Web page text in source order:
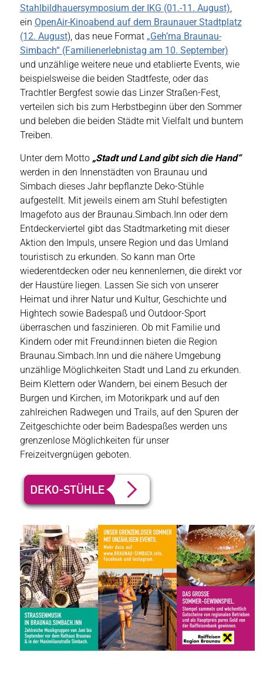
Stahlbildhauersymposium der IKG (01.-11. August),
ein OpenAir-Kinoabend auf dem Braunauer Stadtplatz
(12. August), das neue Format „Geh’ma Braunau-
Simbach“ (Familienerlebnistag am 10. September)
und unzählige weitere neue und etablierte Events, wie
beispielsweise die beiden Stadtfeste, oder das
Trachtler Bergfest sowie das Linzer Straßen-Fest,
verteilen sich bis zum Herbstbeginn über den Sommer
und beleben die beiden Städte mit Vielfalt und buntem
Treiben.
Unter dem Motto „Stadt und Land gibt sich die Hand“
werden in den Innenstädten von Braunau und
Simbach dieses Jahr bepflanzte Deko-Stühle
aufgestellt. Mit jeweils einem am Stuhl befestigten
Imagefoto aus der Braunau.Simbach.Inn oder dem
Entdeckerviertel gibt das Stadtmarketing mit dieser
Aktion den Impuls, unsere Region und das Umland
touristisch zu erkunden. So kann man Orte
wiederentdecken oder neu kennenlernen, die direkt vor
der Haustüre liegen. Lassen Sie sich von unserer
Heimat und ihrer Natur und Kultur, Geschichte und
Hightech sowie Badespaß und Outdoor-Sport
überraschen und faszinieren. Ob mit Familie und
Kindern oder mit Freund:innen bieten die Region
Braunau.Simbach.Inn und die nähere Umgebung
unzählige Möglichkeiten Stadt und Land zu erkunden.
Beim Klettern oder Wandern, bei einem Besuch der
Burgen und Kirchen, im Motorikpark und auf den
zahlreichen Radwegen und Trails, auf den Spuren der
Zeitgeschichte oder beim Badespaßes werden uns
grenzenlose Möglichkeiten für unser
Freizeitvergnügen geboten.